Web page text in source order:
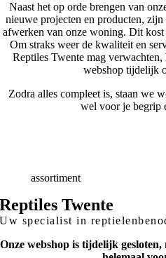
Naast het op orde brengen van
nieuwe projecten en producten,
afwerken van onze woning. Dit kost
Om straks weer de kwaliteit en
Reptiles Twente mag
webshop tijdelijk
Zodra alles compleet is, staan we
wel voor je begrip
Breedassortiment
Reptiles Twente
Uw specialist in
Onze webshop is tijdelijk